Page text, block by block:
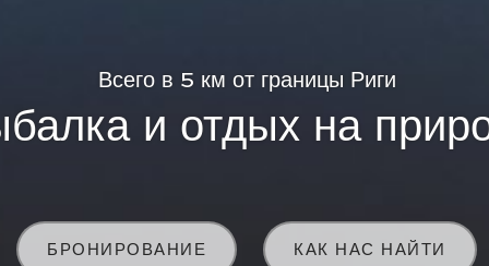
Всего в 5 км от границы Риги
и отдых на
БРОНИРОВАНИЕ КАК НАС НАЙТИ